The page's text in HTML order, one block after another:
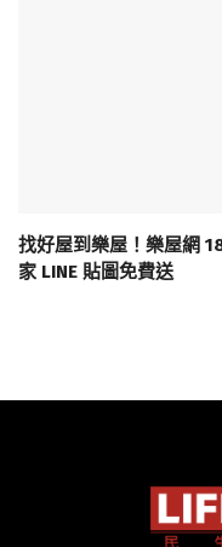
找好屋到樂屋！樂屋網
家 LINE 貼圖免費送